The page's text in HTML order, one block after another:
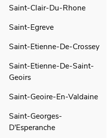
Saint-Clair-Du-Rhone
Saint-Egreve
Saint-Etienne-De-Crossey
Saint-Etienne-De-Saint-
Geoirs
Saint-Geoire-En-Valdaine
Saint-Georges-
D'Esperanche